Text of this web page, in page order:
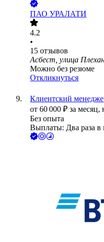
ПАО УРАЛАТИ
4.2
•
15 отзывов
Асбест, улица
Можно без резюме
Откликнуться
Клиентский
от 60 000 ₽ за месяц,
Без опыта
Выплаты: Два раза в